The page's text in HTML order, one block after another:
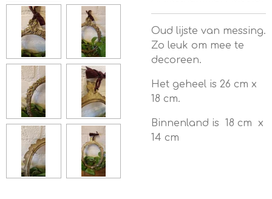
Oud lijste van messing.
Zo leuk om mee te
decoreen.
Het geheel is 26 cm x
18 cm.
Binnenland is 18 cm x
14 cm